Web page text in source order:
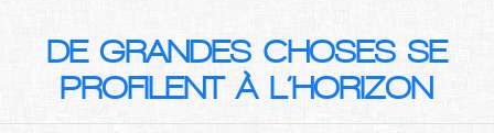
DE GRANDES CHOSES SE
PROFILENT À L’HORIZON